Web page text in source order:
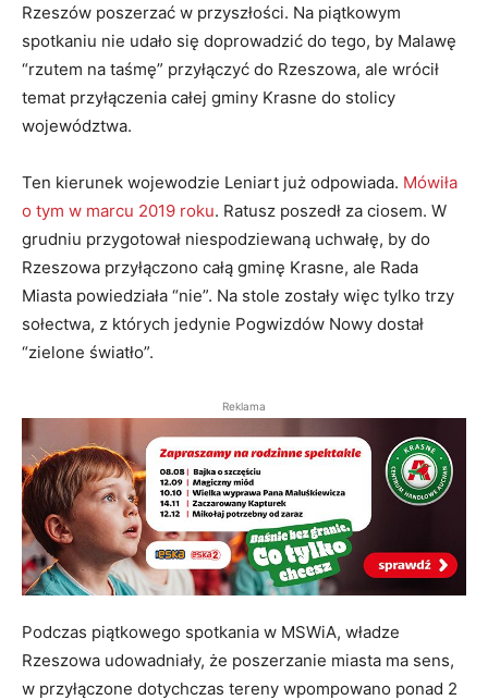
Rzeszów poszerzać w przyszłości. Na piątkowym
spotkaniu nie udało się doprowadzić do tego, by Malawę
“rzutem na taśmę” przyłączyć do Rzeszowa, ale wrócił
temat przyłączenia całej gminy Krasne do stolicy
województwa.
Ten kierunek wojewodzie Leniart już odpowiada. Mówiła
o tym w marcu 2019 roku. Ratusz poszedł za ciosem. W
grudniu przygotował niespodziewaną uchwałę, by do
Rzeszowa przyłączono całą gminę Krasne, ale Rada
Miasta powiedziała “nie”. Na stole zostały więc tylko trzy
sołectwa, z których jedynie Pogwizdów Nowy dostał
“zielone światło”.
Reklama
Podczas piątkowego spotkania w MSWiA, władze
Rzeszowa udowadniały, że poszerzanie miasta ma sens,
w przyłączone dotychczas tereny wpompowano ponad 2